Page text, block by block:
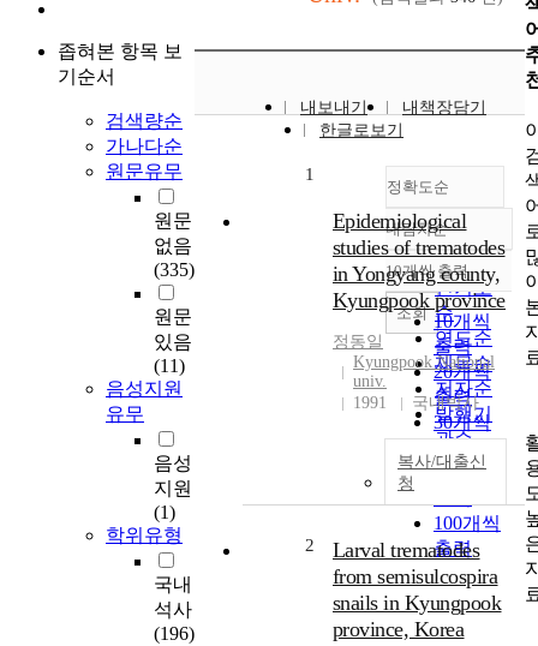
좁혀본 항목 보
기순서
검색량순
가나다순
원문유무
원문
없음
(335)
원문
있음
(11)
음성지원
유무
음성
지원
(1)
학위유형
국내
석사
(196)
내보내기
내책장담기
한글로보기
정확도순
정확도
순
인기도
순
연도순
제목순
저자순
발행기
관순
내림차순
내림차순
10개씩 출력
10개씩
출력
20개씩
출력
30개씩
50개씩
100개씩
출력
조회
1
Epidemiological
studies of trematodes
in Yongyang county,
Kyungpook province
정동일
Kyungpook National
univ.
1991
국내박사
복사/대출신
청
2
Larval trematodes
from semisulcospira
snails in Kyungpook
province, Korea